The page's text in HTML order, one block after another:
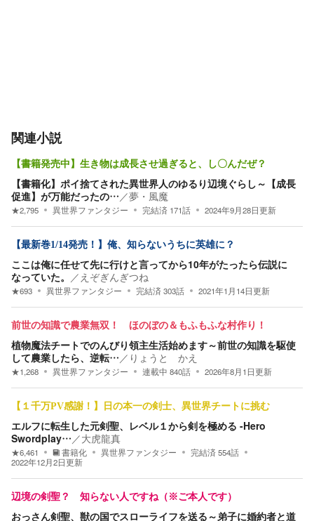
関連小説
【書籍発売中】生き物は成長させ過ぎると、し〇んだぜ？
【書籍化】ポイ捨てされた異世界人のゆるり辺境ぐらし～【成長
促進】が万能だったの… ／夢・風魔
★2,795 異世界ファンタジー 完結済 171話 2024年9月28日更新
【最新巻1/14発売！】俺、知らないうちに英雄に？
ここは俺に任せて先に行けと言ってから10年がたったら伝説に
なっていた。 ／ えぞぎんぎつね
★693 異世界ファンタジー 完結済303話 2021年1月14日更新
前世の知識で農業無双！ ほのぼの＆もふもふな村作り！
植物魔法チートでのんびり領主生活始めます～前世の知識を駆使
して農業したら、逆転… ／ りょうと かえ
★1,268 異世界ファンタジー 連載中 840話 2026年8月1日更新
【１千万PV感謝！】日の本一の剣士、異世界チートに挑む
エルフに転生した元剣聖、レベル１から剣を極める -Hero
Swordplay… ／大虎龍真
★6,461 書籍化 異世界ファンタジー 完結済 554話
2022年12月2日更新
辺境の剣聖？ 知らない人ですね（※ご本人です）
おっさん剣聖、獣の国でスローライフを送る～弟子に婚約者と道